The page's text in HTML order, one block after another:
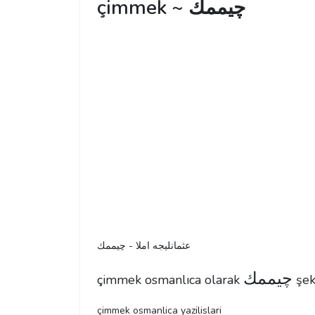
çimmek ~ چیممك
عثمانليجه املا - چیممك
çimmek osmanlıca olarak چیممك
çimmek osmanlica yazilislari